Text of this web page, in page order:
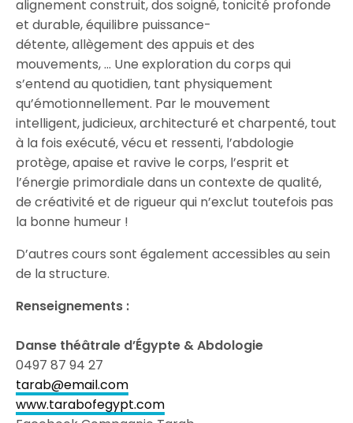
alignement construit, dos soigné, tonicité profonde
et durable, équilibre puissance-
détente, allègement des appuis et des
mouvements, … Une exploration du corps qui
s’entend au quotidien, tant physiquement
qu’émotionnellement. Par le mouvement
intelligent, judicieux, architecturé et charpenté, tout
à la fois exécuté, vécu et ressenti, l’abdologie
protège, apaise et ravive le corps, l’esprit et
l’énergie primordiale dans un contexte de qualité,
de créativité et de rigueur qui n’exclut toutefois pas
la bonne humeur !
D’autres cours sont également accessibles au sein
de la structure.
Renseignements :
Danse théâtrale d’Égypte & Abdologie
0497 87 94 27
tarab@email.com
www.tarabofegypt.com